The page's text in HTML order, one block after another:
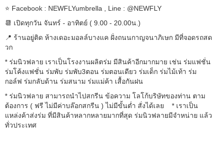
⭐️ Facebook : NEWFLYumbrella , Line : @NEWFLY
📆 เปิดทุกวัน จันทร์ - อาทิตย์ ( 9.00 - 20.00น.)
📍 ร้านอยู่ติด ห้างเดอะมอลล์บางแค ฝั่งถนนกาญจนาภิเษก มีที่จอดรถสด
วก
* ร่มนิวฟลาย เราเป็นโรงงานผลิตร่ม มีสินค้าอีกมากมาย เช่น ร่มแฟชั่น
ร่มโค้งแฟชั่น ร่มพับ ร่มพับ3ตอน ร่มตอนเดียว ร่มเด็ก ร่มไม้เท้า ร่ม
กอล์ฟ ร่มกลับด้าน ร่มสนาม ร่มแม่ค้า เสื้อกันฝน
* ร่มนิวฟลาย สามารถนำไปสกรีน ข้อความ โลโก้บริษัทของท่าน ตาม
ต้องการ ( ฟรี ไม่มีค่าบล๊อกสกรีน ) ไม่มีขั้นต่ำ สั่งได้เลย * เราเป็น
แหล่งค้าส่งร่ม ที่มีสินค้าหลากหลายมากที่สุด ร่มนิวฟลายมีจำหน่าย แล้ว
ทั่วประเทศ